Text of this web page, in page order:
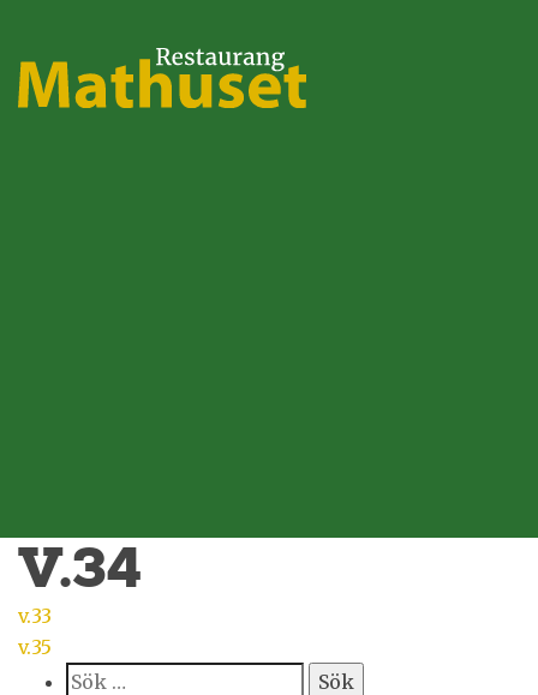
V.34
INLÄGGSNAVIGERING
v.33
v.35
Sök